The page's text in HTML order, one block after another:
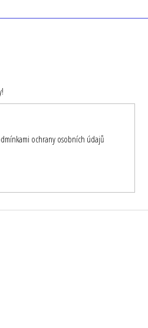
ochrany osobních údajů